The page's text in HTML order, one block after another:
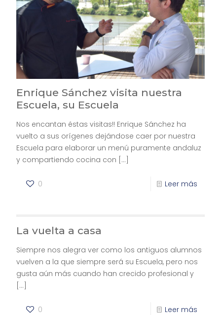
Enrique Sánchez visita nuestra
Escuela, su Escuela
Nos encantan éstas visitas!! Enrique Sánchez ha
vuelto a sus orígenes dejándose caer por nuestra
Escuela para elaborar un menú puramente andaluz
y compartiendo cocina con […]
0 Leer más
La vuelta a casa
Siempre nos alegra ver como los antiguos alumnos
vuelven a la que siempre será su Escuela, pero nos
gusta aún más cuando han crecido profesional y
[…]
0 Leer más